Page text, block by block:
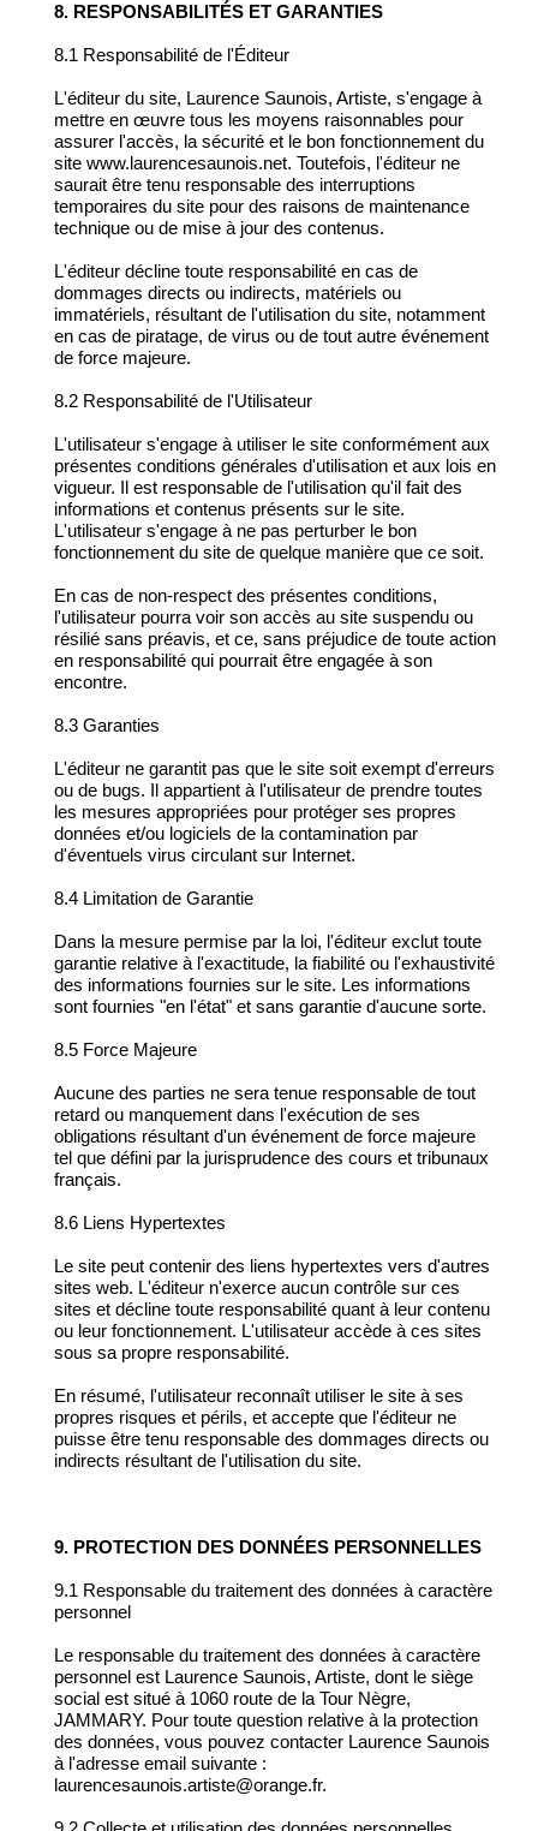
8. RESPONSABILITÉS ET GARANTIES
8.1 Responsabilité de l'Éditeur
L'éditeur du site, Laurence Saunois, Artiste, s'engage à
mettre en œuvre tous les moyens raisonnables pour
assurer l'accès, la sécurité et le bon fonctionnement du
site www.laurencesaunois.net. Toutefois, l'éditeur ne
saurait être tenu responsable des interruptions
temporaires du site pour des raisons de maintenance
technique ou de mise à jour des contenus.
L'éditeur décline toute responsabilité en cas de
dommages directs ou indirects, matériels ou
immatériels, résultant de l'utilisation du site, notamment
en cas de piratage, de virus ou de tout autre événement
de force majeure.
8.2 Responsabilité de l'Utilisateur
L'utilisateur s'engage à utiliser le site conformément aux
présentes conditions générales d'utilisation et aux lois en
vigueur. Il est responsable de l'utilisation qu'il fait des
informations et contenus présents sur le site.
L'utilisateur s'engage à ne pas perturber le bon
fonctionnement du site de quelque manière que ce soit.
En cas de non-respect des présentes conditions,
l'utilisateur pourra voir son accès au site suspendu ou
résilié sans préavis, et ce, sans préjudice de toute action
en responsabilité qui pourrait être engagée à son
encontre.
8.3 Garanties
L'éditeur ne garantit pas que le site soit exempt d'erreurs
ou de bugs. Il appartient à l'utilisateur de prendre toutes
les mesures appropriées pour protéger ses propres
données et/ou logiciels de la contamination par
d'éventuels virus circulant sur Internet.
8.4 Limitation de Garantie
Dans la mesure permise par la loi, l'éditeur exclut toute
garantie relative à l'exactitude, la fiabilité ou l'exhaustivité
des informations fournies sur le site. Les informations
sont fournies "en l'état" et sans garantie d'aucune sorte.
8.5 Force Majeure
Aucune des parties ne sera tenue responsable de tout
retard ou manquement dans l'exécution de ses
obligations résultant d'un événement de force majeure
tel que défini par la jurisprudence des cours et tribunaux
français.
8.6 Liens Hypertextes
Le site peut contenir des liens hypertextes vers d'autres
sites web. L'éditeur n'exerce aucun contrôle sur ces
sites et décline toute responsabilité quant à leur contenu
ou leur fonctionnement. L'utilisateur accède à ces sites
sous sa propre responsabilité.
En résumé, l'utilisateur reconnaît utiliser le site à ses
propres risques et périls, et accepte que l'éditeur ne
puisse être tenu responsable des dommages directs ou
indirects résultant de l'utilisation du site.
9. PROTECTION DES DONNÉES PERSONNELLES
9.1 Responsable du traitement des données à caractère
personnel
Le responsable du traitement des données à caractère
personnel est Laurence Saunois, Artiste, dont le siège
social est situé à 1060 route de la Tour Nègre,
JAMMARY. Pour toute question relative à la protection
des données, vous pouvez contacter Laurence Saunois
à l'adresse email suivante :
laurencesaunois.artiste@orange.fr.